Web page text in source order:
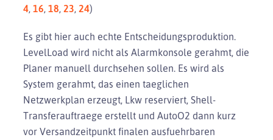
4, 16, 18, 23, 24)
Es gibt hier auch echte Entscheidungsproduktion.
LevelLoad wird nicht als Alarmkonsole gerahmt, die
Planer manuell durchsehen sollen. Es wird als
System gerahmt, das einen taeglichen
Netzwerkplan erzeugt, Lkw reserviert, Shell-
Transferauftraege erstellt und AutoO2 dann kurz
vor Versandzeitpunkt finalen ausfuehrbaren